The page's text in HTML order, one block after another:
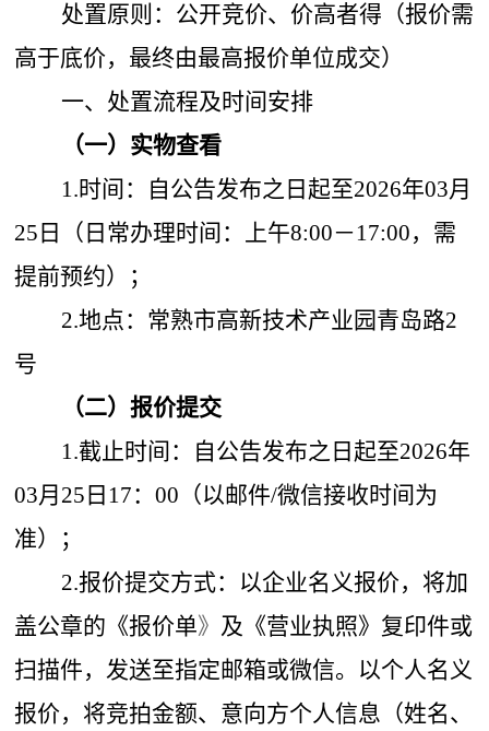
处置原则：公开竞价、价高者得（报价需
高于底价，最终由最高报价单位成交）
一、处置流程及时间安排
（一）实物查看
1.时间：自公告发布之日起至2026年03月
25日（日常办理时间：上午8:00－17:00，需
提前预约）；
2.地点：常熟市高新技术产业园青岛路2
号
（二）报价提交
1.截止时间：自公告发布之日起至2026年
03月25日17：00（以邮件/微信接收时间为
准）；
2.报价提交方式：以企业名义报价，将加
盖公章的《报价单》 及《营业执照》复印件或
扫描件，发送至指定邮箱或微信。以个人名义
报价，将竞拍金额、意向方个人信息（姓名、